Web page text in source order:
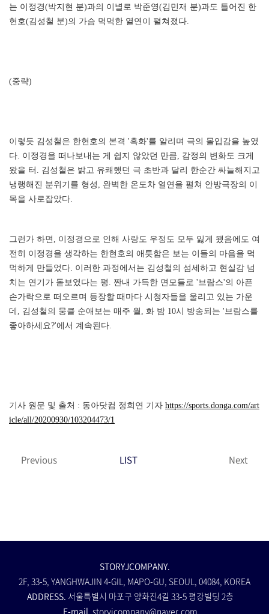
는 이정경(박지현 분)과의 이별로 박준영(김민재 분)과도 틀어진 한
현호(김성철 분)의 가슴 먹먹한 열연이 펼쳐졌다.
(중략)
이렇듯 김성철은 한현호의 본격 '흑화'를 알리며 극의 몰입감을 높였
다. 이정경을 떠나보내는 게 쉽지 않았던 만큼, 감정의 변화도 크게
왔을 터. 김성철은 밝고 유쾌했던 극 초반과 달리 한순간 싸늘해지고
냉랭해진 분위기를 형성, 완벽한 온도차 열연을 펼쳐 안방극장의 이
목을 사로잡았다.
그런가 하면, 이정경으로 인해 사랑도 우정도 모두 잃게 됐음에도 여
전히 이정경을 생각하는 한현호의 애틋함은 보는 이들의 마음을 먹
먹하게 만들었다. 이러한 과정에서는 김성철의 섬세하고 현실감 넘
치는 연기가 돋보였다는 평. 짠내 가득한 면모들로 '브람스'의 아픈
손가락으로 떠오르며 등장할 때마다 시청자들을 울리고 있는 가운
데, 김성철의 뭉클 순애보는 매주 월, 화 밤 10시 방송되는 '브람스를
좋아하세요?'에서 계속된다.
기사 원문 및 출처 : 동아닷컴 정희연 기자 https://sports.donga.com/art
icle/all/20200930/103204473/1
Previous LIST Next
STORYJCOMPANY.
2F, 33-5, YANGHWAJIN 4-GIL, MAPO-GU, SEOUL, 04084, KOREA
ADDRESS. 서울특별시 마포구 양화진4길 33-5 평강빌딩 2층
E-mail. storyjcompany@naver.com